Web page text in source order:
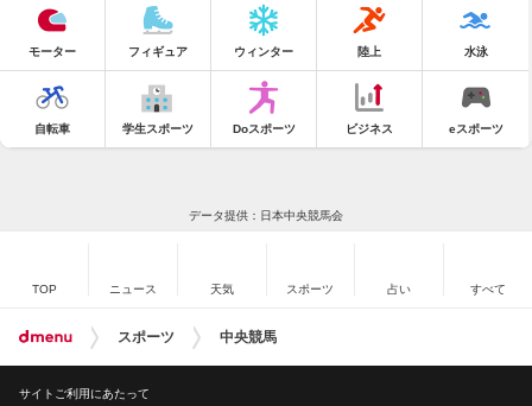
モーター フィギュア ウィンター 陸上 水泳
自転車 学生スポーツ Doスポーツ ビジネス eスポーツ
データ提供：日本中央競馬会
TOP ニュース 天気 スポーツ 占い すべて
スポーツ 中央競馬
サイトご利用にあたって